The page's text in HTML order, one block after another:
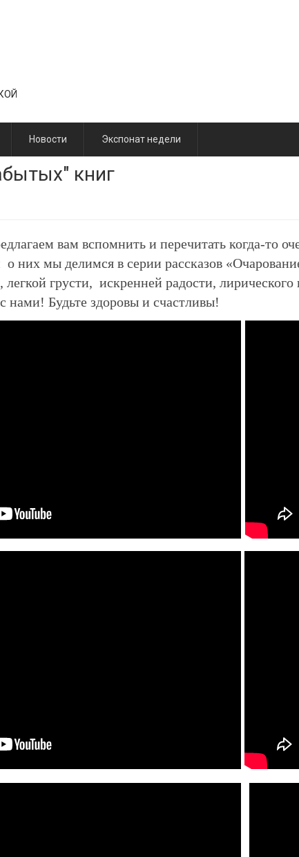
Новости Экспонат недели
книг
вам вспомнить и перечитать когда-то
них мы делимся в серии рассказов
легкой грусти, искренней радости,
нами! Будьте здоровы и счастливы!